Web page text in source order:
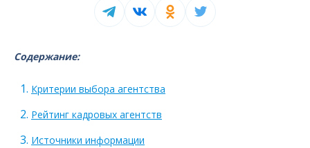
Содержание:
Критерии выбора агентства
Рейтинг кадровых агентств
Источники информации